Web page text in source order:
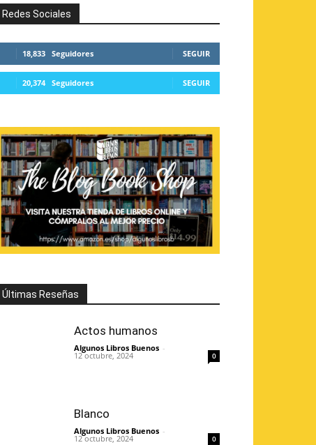
Redes Sociales
18,833 Seguidores SEGUIR
20,374 Seguidores SEGUIR
Últimas Reseñas
Actos humanos
Algunos Libros Buenos -
12 octubre, 2024 0
Blanco
Algunos Libros Buenos -
12 octubre, 2024 0